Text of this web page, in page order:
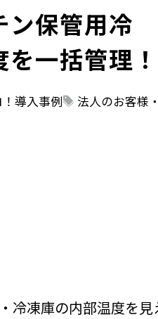
ン保管用冷
一括管理！
導入事例 法人のお客様
凍庫の内部温度を見